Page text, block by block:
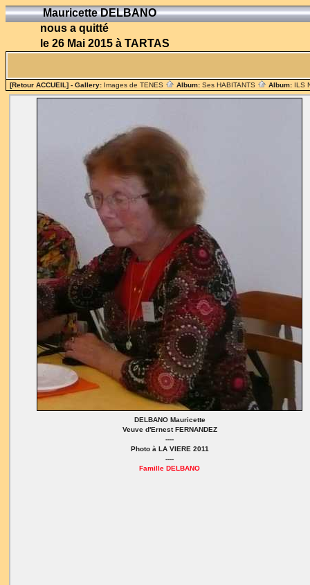
Mauricette DELBANO
nous a quitté
le 26 Mai 2015 à TARTAS
[Retour ACCUEIL] - Gallery: Images de TENES Album: Ses HABITANTS Album: ILS
DELBANO Mauricette
Veuve d'Ernest FERNANDEZ
----
Photo à LA VIERE 2011
----
Famille DELBANO